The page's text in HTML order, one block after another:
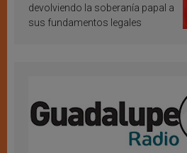
devolviendo la soberanía papal a
sus fundamentos legales